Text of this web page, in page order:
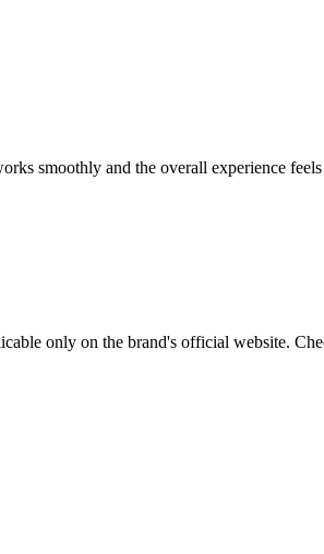
smoothly and the overall experience
only on the brand's official website.